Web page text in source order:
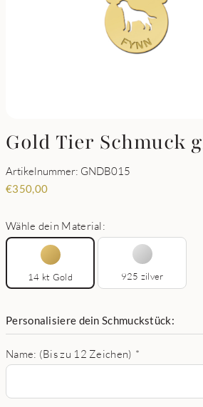
Gold Tier Schmuck
Artikelnummer: GNDB015
€350,00
Wähle dein Material:
14 kt Gold 925 zilver
Personalisiere dein Schmuckstück:
Name: (Bis zu 12 Zeichen) *